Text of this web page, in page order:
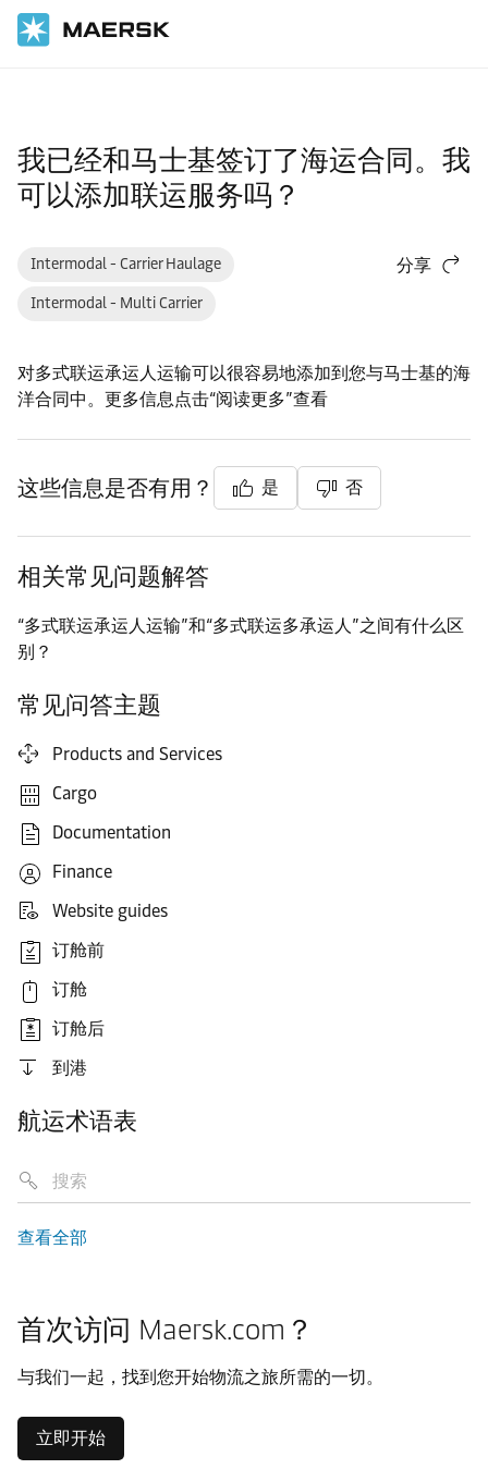
我已经和马士基签订了海运合同。我
可以添加联运服务吗？
Intermodal - Carrier Haulage
Intermodal - Multi Carrier
分享
对多式联运承运人运输可以很容易地添加到您与马士基的海
洋合同中。更多信息点击“阅读更多”查看
这些信息是否有用？ 是 否
相关常见问题解答
“多式联运承运人运输”和“多式联运多承运人”之间有什么区
别？
常见问答主题
Products and Services
Cargo
Documentation
Finance
Website guides
订舱前
订舱
订舱后
到港
航运术语表
查看全部
首次访问 Maersk.com？
与我们一起，找到您开始物流之旅所需的一切。
立即开始